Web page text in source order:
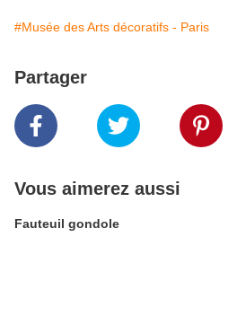
#Musée des Arts décoratifs - Paris
Partager
Vous aimerez aussi
Fauteuil gondole